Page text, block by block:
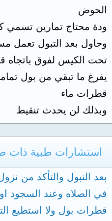
الحوض
ودة محتاج تمارين تسمي
وحاول بعد التبول تعمل
تحت الكيس لفوق باتجاه
يفرغ ما تبقي من بول تماما
قطرات ماء
وبذلك لن يحدث تنقيط
استشارات طبية ذات
بعد التبول والتأكد من
في الصلاه وعند السجود
قطرات بول ولا استطيع